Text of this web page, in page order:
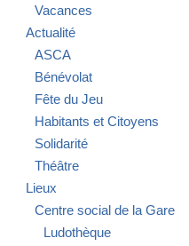
Vacances
Actualité
ASCA
Bénévolat
Fête du Jeu
Habitants et Citoyens
Solidarité
Théâtre
Lieux
Centre social de la Gare
Ludothèque